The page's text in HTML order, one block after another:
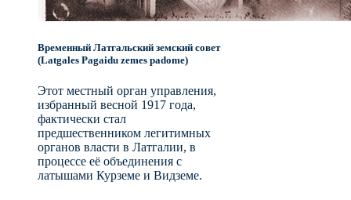
Временный Латгальский земский совет
(Latgales Pagaidu zemes padome)
Этот местный орган управления,
избранный весной 1917 года,
фактически стал
предшественником легитимных
органов власти в Латгалии, в
процессе её объединения с
латышами Курземе и Видземе.